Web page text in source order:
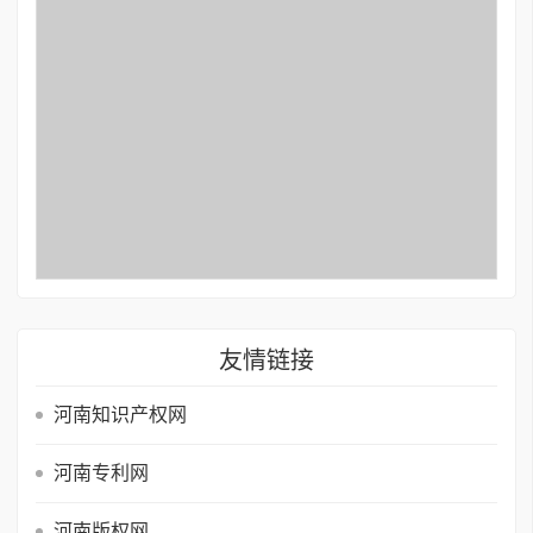
友情链接
河南知识产权网
河南专利网